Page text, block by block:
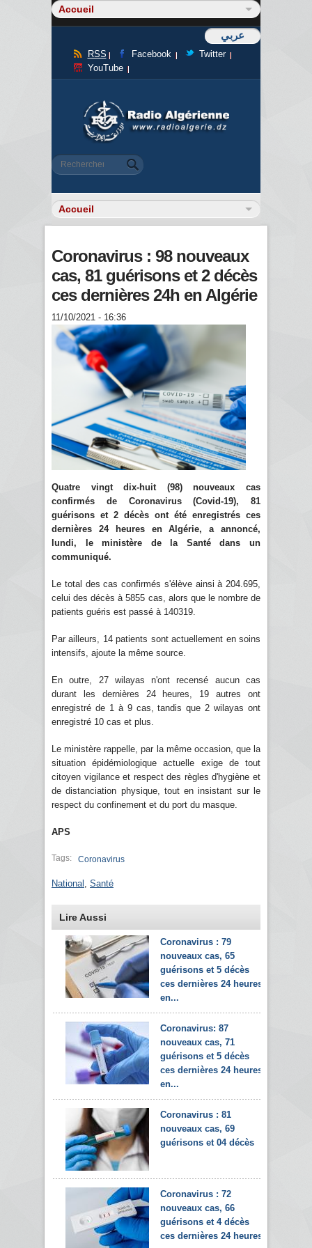
عربي
RSS Facebook
Twitter
YouTube
Formulaire de recherche
Rechercher
Coronavirus : 98 nouveaux
cas, 81 guérisons et 2 décès
ces dernières 24h en Algérie
11/10/2021 - 16:36
Quatre vingt dix-huit (98) nouveaux cas
confirmés de Coronavirus (Covid-19), 81
guérisons et 2 décès ont été enregistrés ces
dernières 24 heures en Algérie, a annoncé,
lundi, le ministère de la Santé dans un
communiqué.
Le total des cas confirmés s'élève ainsi à 204.695,
celui des décès à 5855 cas, alors que le nombre de
patients guéris est passé à 140319.
Par ailleurs, 14 patients sont actuellement en soins
intensifs, ajoute la même source.
En outre, 27 wilayas n'ont recensé aucun cas
durant les dernières 24 heures, 19 autres ont
enregistré de 1 à 9 cas, tandis que 2 wilayas ont
enregistré 10 cas et plus.
Le ministère rappelle, par la même occasion, que la
situation épidémiologique actuelle exige de tout
citoyen vigilance et respect des règles d'hygiène et
de distanciation physique, tout en insistant sur le
respect du confinement et du port du masque.
APS
Tags: Coronavirus
National Santé
Lire Aussi
Coronavirus : 79
nouveaux cas, 65
guérisons et 5 décès
ces dernières 24 heures
en...
Coronavirus: 87
nouveaux cas, 71
guérisons et 5 décès
ces dernières 24 heures
en...
Coronavirus : 81
nouveaux cas, 69
guérisons et 04 décès
Coronavirus : 72
nouveaux cas, 66
guérisons et 4 décès
ces dernières 24 heures